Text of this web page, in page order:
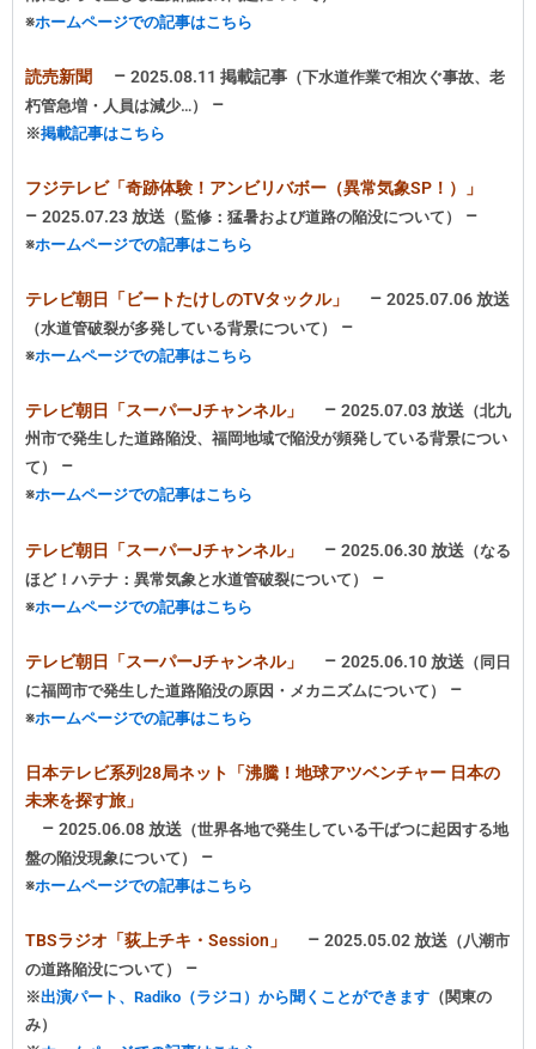
※ホームページでの記事はこちら
読売新聞 – 2025.08.11 掲載記事 （下水道作業で相次ぐ事故、老
朽管急増・人員は減少…）
–
※掲載記事はこちら
フジテレビ「奇跡体験！アンビリバボー（異常気象SP！）」
– 2025.07.23 放送 （監修：猛暑および道路の陥没について） –
※ホームページでの記事はこちら
テレビ朝日「ビートたけしのTVタックル」 – 2025.07.06 放送
（水道管破裂が多発している背景について ） –
※ホームページでの記事はこちら
テレビ朝日「スーパーJチャンネル」 – 2025.07.03 放送 （北九
州市で発生した道路陥没、福岡地域で陥没が頻発している背景につい
て）
–
※ホームページでの記事はこちら
テレビ朝日「スーパーJチャンネル」 – 2025.06.30 放送 （なる
ほど！ハテナ：異常気象と水道管破裂について） –
※ホームページでの記事はこちら
テレビ朝日「スーパーJチャンネル」 – 2025.06.10 放送 （同日
に福岡市で発生した道路陥没の原因・メカニズムについて） –
※ホームページでの記事はこちら
日本テレビ系列28局ネット「沸騰！地球アツベンチャー 日本の
未来を探す旅 」
– 2025.06.08 放送 （世界各地で発生している干ばつに起因する地
盤の陥没現象について）
–
※ホームページでの記事はこちら
TBSラジオ「荻上チキ・Session」 – 2025.05.02 放送 （八潮市
の道路陥没について）
–
※出演パート、Radiko（ラジコ）から聞くことができます （関東の
み）